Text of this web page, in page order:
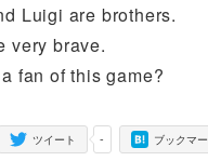
Luigi are brothers.
very brave.
fan of this game?
-
ツイート ブックマー